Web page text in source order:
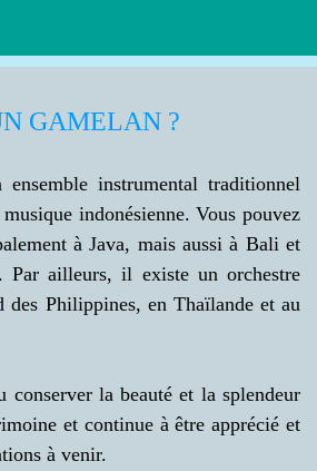
GAMELAN ?
instrumental traditionnel
indonésienne. Vous pouvez
à Java, mais aussi à Bali et
Par ailleurs, il existe un orchestre
des Philippines, en Thaïlande et au
conserver la beauté et la splendeur
et continue à être apprécié et
à venir.